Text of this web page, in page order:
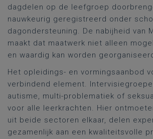
dagdelen op de leefgroep
nauwkeurig geregistreerd onder
dagondersteuning. De nabijheid van
maakt dat maatwerk niet alleen
en waardig kan worden
Het opleidings- en vormingsaanbod
verbindend element.
autisme, multi-problematiek of
voor alle leerkrachten. Hier
uit beide sectoren elkaar, delen
gezamenlijk aan een kwaliteitsvolle